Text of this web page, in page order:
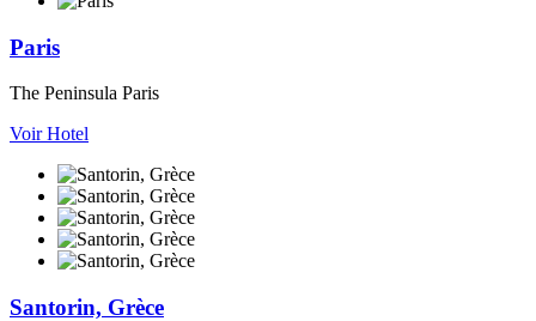
Paris
The Peninsula Paris
Voir Hotel
Santorin, Grèce